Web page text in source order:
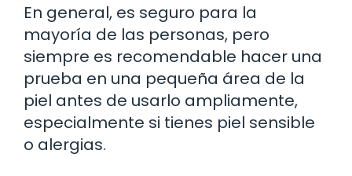
En general, es seguro para la
mayoría de las personas, pero
siempre es recomendable hacer una
prueba en una pequeña área de la
piel antes de usarlo ampliamente,
especialmente si tienes piel sensible
o alergias.